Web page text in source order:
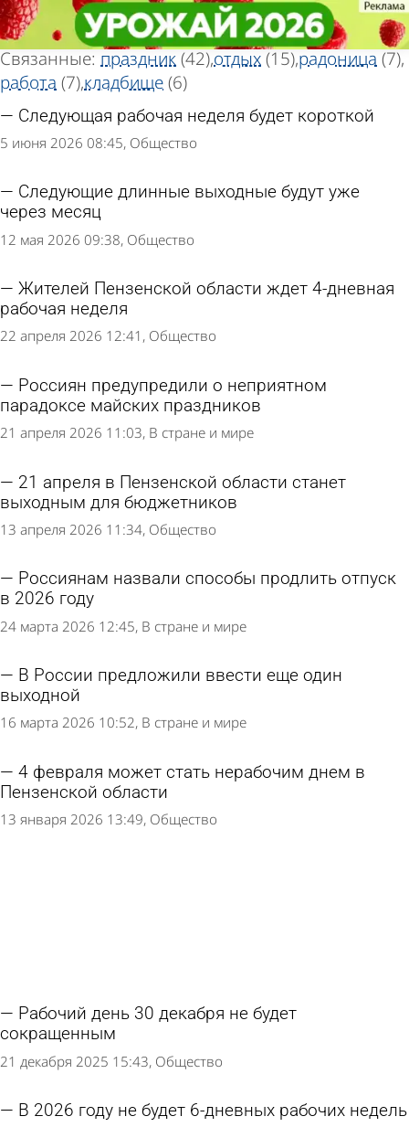
«Выходной»
Тег новостей
Всего найдено 68 новостей
Связанные: праздник(42)отдых(15)радоница (7)
работа (7)кладбище(6)
Следующая рабочая неделя будет короткой
5 июня 2026 08:45 Общество
Следующие длинные выходные будут уже
через месяц
12 мая 2026 09:38 Общество
Жителей Пензенской области ждет 4-дневная
рабочая неделя
22 апреля 2026 12:41 Общество
Россиян предупредили о неприятном
парадоксе майских праздников
21 апреля 2026 11:03 В стране и мире
21 апреля в Пензенской области станет
выходным для бюджетников
13 апреля 2026 11:34 Общество
Россиянам назвали способы продлить отпуск
в 2026 году
24 марта 2026 12:45 В стране и мире
В России предложили ввести еще один
выходной
16 марта 2026 10:52 В стране и мире
4 февраля может стать нерабочим днем в
Пензенской области
13 января 2026 13:49 Общество
Рабочий день 30 декабря не будет
сокращенным
21 декабря 2025 15:43 Общество
В 2026 году не будет 6-дневных рабочих недель
«Выходной»
Тег новостей